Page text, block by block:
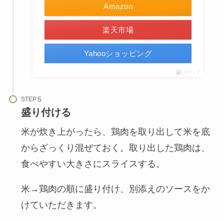
Amazon
楽天市場
Yahooショッピング
ポチップ
STEP
盛り付ける
米が炊き上がったら、鶏肉を取り出して米を底
からざっくり混ぜておく。取り出した鶏肉は、
食べやすい大きさにスライスする。
米→鶏肉の順に盛り付け、別添えのソースをか
けていただきます。